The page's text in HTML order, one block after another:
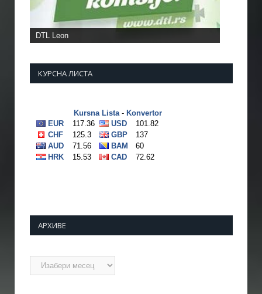
КУРСНА ЛИСТА
АРХИВЕ
Архиве